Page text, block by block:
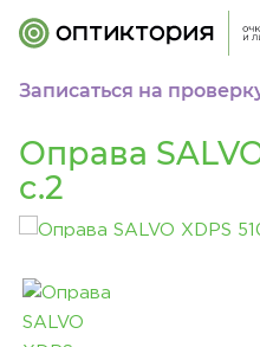
Записаться на
Оправа
c.2